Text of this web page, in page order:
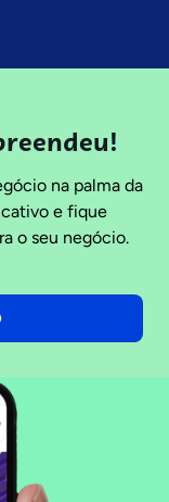
na palma da
e fique
o seu negócio.